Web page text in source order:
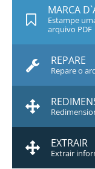
MARCA
Estampe
arquivo PDF
REPARE
Repare o
EXTRAIR
Extrair